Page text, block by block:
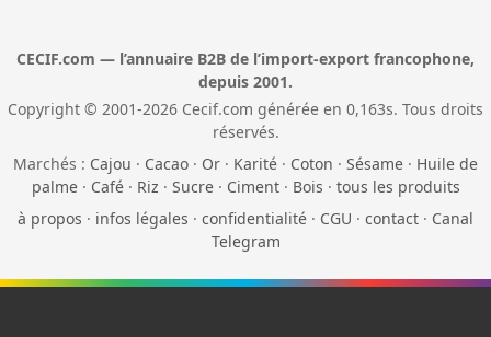
CECIF.com — l’annuaire B2B de l’import-export francophone,
depuis 2001.
Copyright © 2001-2026 Cecif.com générée en 0,163s. Tous droits
réservés.
Marchés : Cajou · Cacao · Or · Karité · Coton · Sésame · Huile de
palme· Café· Riz · Sucre· Ciment· Bois · tous les produits
à propos · infos légales · confidentialité · CGU · contact · Canal
Telegram